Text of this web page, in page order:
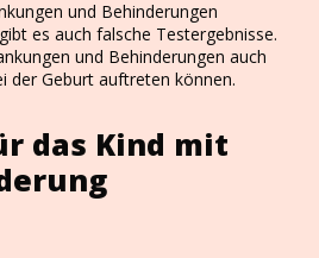
und Behinderungen
es auch falsche Testergebnisse.
und Behinderungen auch
der Geburt auftreten können.
das Kind mit